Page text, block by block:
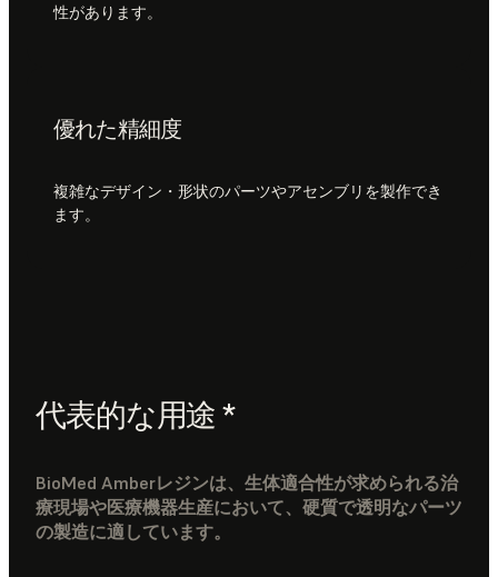
性があります。
優れた精細度
複雑なデザイン・形状のパーツやアセンブリを製作でき
ます。
代表的な用途 *
BioMed Amberレジンは、生体適合性が求められる治
療現場や医療機器生産において、硬質で透明なパーツ
の製造に適しています。